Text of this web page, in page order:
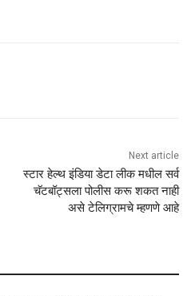
Next article
स्टार हेल्थ इंडिया डेटा लीक मधील सर्व
चॅटबॉट्सला पोलीस करू शकत नाही
असे टेलिग्रामचे म्हणणे आहे